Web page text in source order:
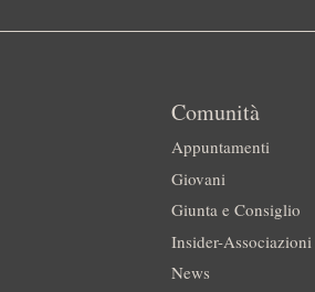
Comunità
Appuntamenti
Giovani
Giunta e Consiglio
Insider-Associazioni
News